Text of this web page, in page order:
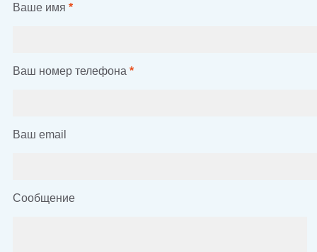
Ваше имя *
Ваш номер телефона *
Ваш email
Сообщение